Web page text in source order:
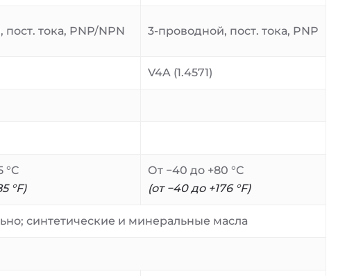
тока, PNP/NPN 3-проводной, пост. тока, PNP
V4A (1.4571)
°C
°F)
От −40 до +80 °C
(от −40 до +176 °F)
синтетические и минеральные масла